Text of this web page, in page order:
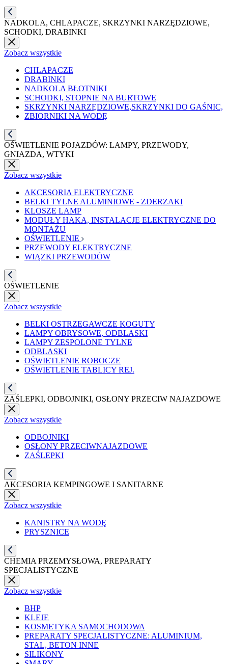
NADKOLA, CHLAPACZE, SKRZYNKI NARZĘDZIOWE,
SCHODKI, DRABINKI
Zobacz wszystkie
CHLAPACZE
DRABINKI
NADKOLA BŁOTNIKI
SCHODKI, STOPNIE NA BURTOWE
SKRZYNKI NARZĘDZIOWE,SKRZYNKI DO GAŚNIC,
ZBIORNIKI NA WODĘ
OŚWIETLENIE POJAZDÓW: LAMPY, PRZEWODY,
GNIAZDA, WTYKI
Zobacz wszystkie
AKCESORIA ELEKTRYCZNE
BELKI TYLNE ALUMINIOWE - ZDERZAKI
KLOSZE LAMP
MODUŁY HAKA, INSTALACJE ELEKTRYCZNE DO
MONTAŻU
OŚWIETLENIE
PRZEWODY ELEKTRYCZNE
WIĄZKI PRZEWODÓW
OŚWIETLENIE
Zobacz wszystkie
BELKI OSTRZEGAWCZE KOGUTY
LAMPY OBRYSOWE, ODBLASKI
LAMPY ZESPOLONE TYLNE
ODBLASKI
OŚWIETLENIE ROBOCZE
OŚWIETLENIE TABLICY REJ.
ZAŚLEPKI, ODBOJNIKI, OSŁONY PRZECIW NAJAZDOWE
Zobacz wszystkie
ODBOJNIKI
OSŁONY PRZECIWNAJAZDOWE
ZAŚLEPKI
AKCESORIA KEMPINGOWE I SANITARNE
Zobacz wszystkie
KANISTRY NA WODĘ
PRYSZNICE
CHEMIA PRZEMYSŁOWA, PREPARATY
SPECJALISTYCZNE
Zobacz wszystkie
BHP
KLEJE
KOSMETYKA SAMOCHODOWA
PREPARATY SPECJALISTYCZNE: ALUMINIUM,
STAL, BETON INNE
SILIKONY